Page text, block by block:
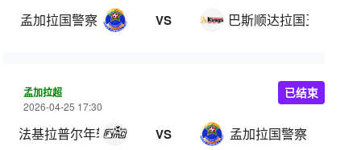
孟加拉国警察 VS 巴斯顺达拉国王
孟加拉超
2026-04-25 17:30
法基拉普尔年轻人 VS 孟加拉国警察
已结束